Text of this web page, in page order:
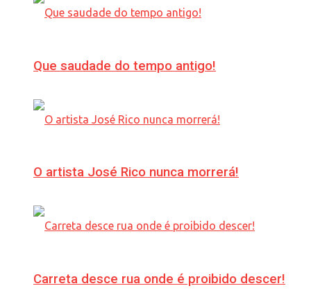
Que saudade do tempo antigo!
O artista José Rico nunca morrerá!
Carreta desce rua onde é proibido descer!